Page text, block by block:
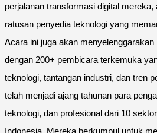
perjalanan transformasi digital
ratusan penyedia teknologi yang
Acara ini juga akan
dengan 200+ pembicara terkemuka
teknologi, tantangan industri, dan tren
telah menjadi ajang tahunan para
teknologi, dan profesional dari 10
Indonesia. Mereka berkumpul untuk